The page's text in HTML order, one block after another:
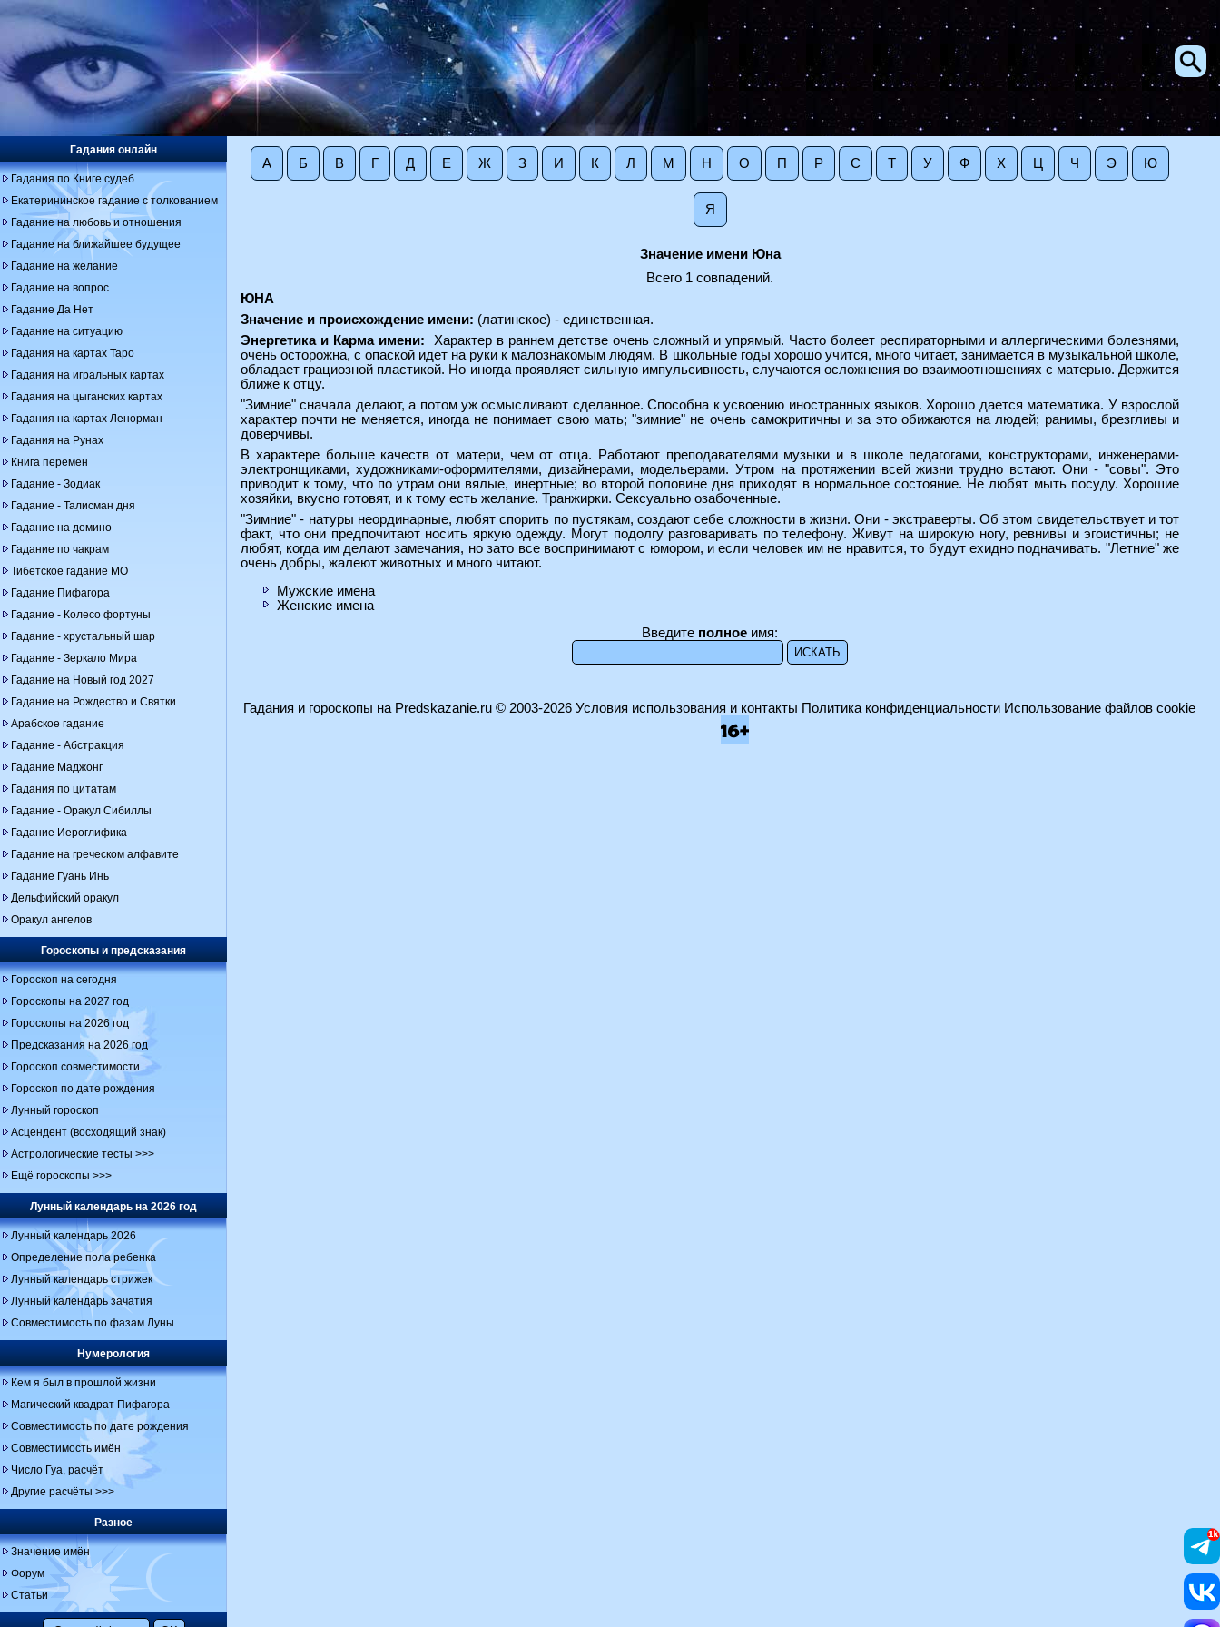
А Б В Г Д Е Ж З И К Л М Н О П Р С Т У Ф Х Ц Ч Э Ю
Я
Значение имени Юна
Всего 1 совпадений.
ЮНА
Значение и происхождение имени: (латинское) - единственная.
Энергетика и Карма имени:
Характер в раннем детстве очень сложный и упрямый. Часто болеет респираторными и аллергическими болезнями,
очень осторожна, с опаской идет на руки к малознакомым людям. В школьные годы хорошо учится, много читает, занимается в музыкальной школе,
обладает грациозной пластикой. Но иногда проявляет сильную импульсивность, случаются осложнения во взаимоотношениях с матерью. Держится
ближе к отцу.
"Зимние" сначала делают, а потом уж осмысливают сделанное. Способна к усвоению иностранных языков. Хорошо дается математика. У взрослой
характер почти не меняется, иногда не понимает свою мать; "зимние" не очень самокритичны и за это обижаются на людей; ранимы, брезгливы и
доверчивы.
В характере больше качеств от матери, чем от отца. Работают преподавателями музыки и в школе педагогами, конструкторами, инженерами-
электронщиками, художниками-оформителями, дизайнерами, модельерами. Утром на протяжении всей жизни трудно встают. Они - "совы". Это
приводит к тому, что по утрам они вялые, инертные; во второй половине дня приходят в нормальное состояние. Не любят мыть посуду. Хорошие
хозяйки, вкусно готовят, и к тому есть желание. Транжирки. Сексуально озабоченные.
"Зимние" - натуры неординарные, любят спорить по пустякам, создают себе сложности в жизни. Они - экстраверты. Об этом свидетельствует и тот
факт, что они предпочитают носить яркую одежду. Могут подолгу разговаривать по телефону. Живут на широкую ногу, ревнивы и эгоистичны; не
любят, когда им делают замечания, но зато все воспринимают с юмором, и если человек им не нравится, то будут ехидно подначивать. "Летние" же
очень добры, жалеют животных и много читают.
Мужские имена
Женские имена
Введите полное имя:
Гадания онлайн
Гадания по Книге судеб
Екатерининское гадание с толкованием
Гадание на любовь и отношения
Гадание на ближайшее будущее
Гадание на желание
Гадание на вопрос
Гадание Да Нет
Гадание на ситуацию
Гадания на картах Таро
Гадания на игральных картах
Гадания на цыганских картах
Гадания на картах Ленорман
Гадания на Рунах
Книга перемен
Гадание - Зодиак
Гадание - Талисман дня
Гадание на домино
Гадание по чакрам
Тибетское гадание МО
Гадание Пифагора
Гадание - Колесо фортуны
Гадание - хрустальный шар
Гадание - Зеркало Мира
Гадание на Новый год 2027
Гадание на Рождество и Святки
Арабское гадание
Гадание - Абстракция
Гадание Маджонг
Гадания по цитатам
Гадание - Оракул Сибиллы
Гадание Иероглифика
Гадание на греческом алфавите
Гадание Гуань Инь
Дельфийский оракул
Оракул ангелов
Гороскопы и предсказания
Гороскоп на сегодня
Гороскопы на 2027 год
Гороскопы на 2026 год
Предсказания на 2026 год
Гороскоп совместимости
Гороскоп по дате рождения
Лунный гороскоп
Асцендент (восходящий знак)
Астрологические тесты >>>
Ещё гороскопы >>>
Лунный календарь на 2026 год
Лунный календарь 2026
Определение пола ребенка
Лунный календарь стрижек
Лунный календарь зачатия
Совместимость по фазам Луны
Нумерология
Кем я был в прошлой жизни
Магический квадрат Пифагора
Совместимость по дате рождения
Совместимость имён
Число Гуа, расчёт
Другие расчёты >>>
Разное
Значение имён
Форум
Статьи
Гадания и гороскопы на Predskazanie.ru© 2003-2026 Условия использования и контакты Политика конфиденциальности Использование файлов cookie